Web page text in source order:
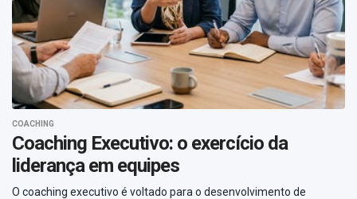
COACHING
Coaching Executivo: o exercício da
liderança em equipes
O coaching executivo é voltado para o desenvolvimento de